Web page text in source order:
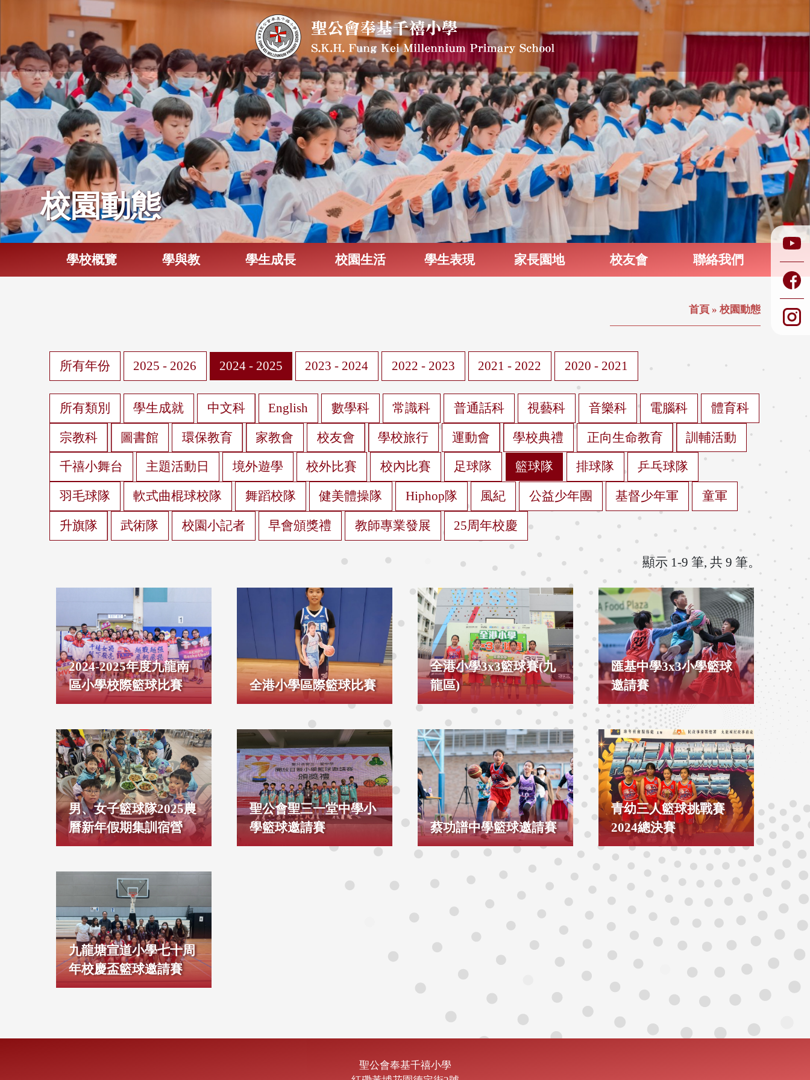
校園動態
學校概覽 學與教 學生成長 校園生活 學生表現 家長園地 校友會 聯絡我們
首頁 » 校園動態
所有年份 2025 - 2026 2024 - 2025 2023 - 2024 2022 - 2023 2021 - 2022 2020 - 2021
所有類別 學生成就 中文科 English 數學科 常識科 普通話科 視藝科 音樂科 電腦科 體育科
宗教科 圖書館 環保教育 家教會 校友會 學校旅行 運動會 學校典禮 正向生命教育 訓輔活動
千禧小舞台 主題活動日 境外遊學 校外比賽 校內比賽 足球隊 籃球隊 排球隊 乒乓球隊
羽毛球隊 軟式曲棍球校隊 舞蹈校隊 健美體操隊 Hiphop隊 風紀 公益少年團 基督少年軍 童軍
升旗隊 武術隊 校園小記者 早會頒獎禮 教師專業發展 25周年校慶
顯示 1-9 筆, 共 9 筆。
2024-2025年度九龍南
區小學校際籃球比賽
全港小學區際籃球比賽
全港小學3x3籃球賽(九
龍區)
匯基中學3x3小學籃球
邀請賽
男、女子籃球隊2025農
曆新年假期集訓宿營
聖公會聖三一堂中學小
學籃球邀請賽
蔡功譜中學籃球邀請賽
青幼三人籃球挑戰賽
2024總決賽
九龍塘宣道小學七十周
年校慶盃籃球邀請賽
聖公會奉基千禧小學